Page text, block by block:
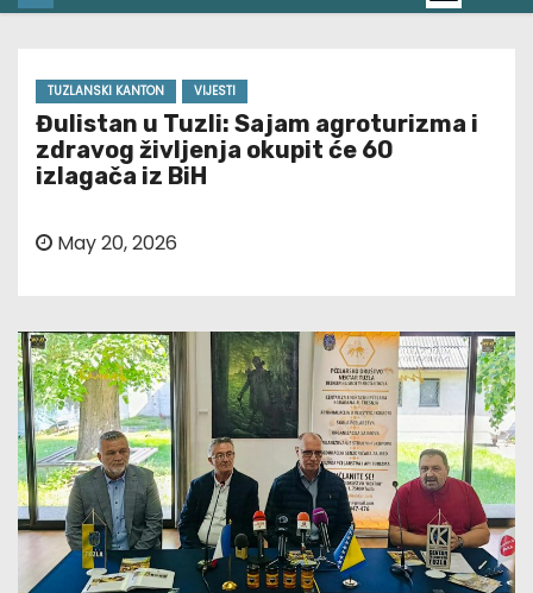
TUZLANSKI KANTON VIJESTI
Đulistan u Tuzli: Sajam agroturizma i
zdravog življenja okupit će 60
izlagača iz BiH
May 20, 2026